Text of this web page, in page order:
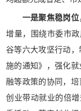
一是聚焦稳岗位
增量，围绕市委市
谷等六大攻坚行动
施的通知》，强化
融等政策的协同，
创业带动就业的倍